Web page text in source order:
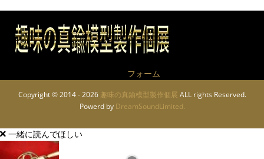
フォーム
Copyright © 2014 - 2026 趣味の真鍮模型製作個展 ALL rights Reserved.
Powerd by DreamSoundLimited.
一緒に読んでほしい